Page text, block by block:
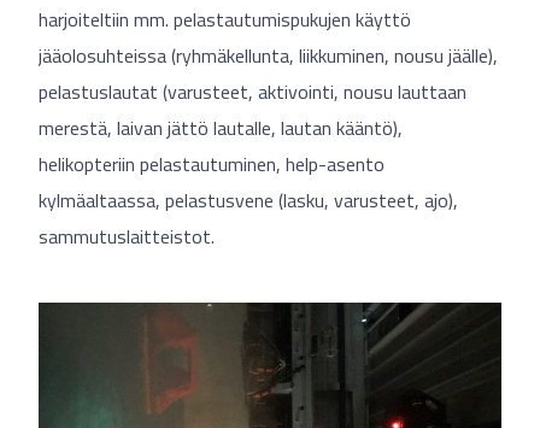
harjoiteltiin mm. pelastautumispukujen käyttö
jääolosuhteissa (ryhmäkellunta, liikkuminen, nousu jäälle),
pelastuslautat (varusteet, aktivointi, nousu lauttaan
merestä, laivan jättö lautalle, lautan kääntö),
helikopteriin pelastautuminen, help-asento
kylmäaltaassa, pelastusvene (lasku, varusteet, ajo),
sammutuslaitteistot.